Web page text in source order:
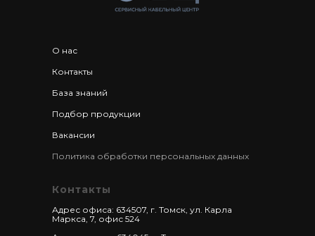
О нас
Контакты
База знаний
Подбор продукции
Вакансии
Политика обработки персональных данных
Адрес офиса: 634507, г. Томск, ул. Карла
Маркса, 7, офис 524
Контакты